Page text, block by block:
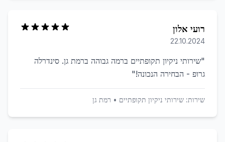
רועי אלון
22.10.2024
"שירותי ניקיון תקופתיים ברמה גבוהה ברמת גן. סינדרלה
גרופ - הבחירה הנכונה!"
שירות: שירותי ניקיון תקופתיים • רמת גן